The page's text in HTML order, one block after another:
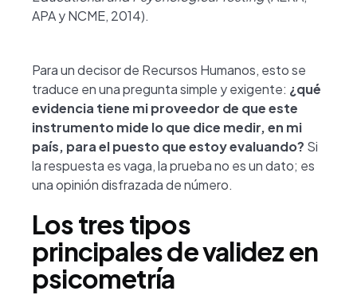
APA y NCME, 2014).
Para un decisor de Recursos Humanos, esto se
traduce en una pregunta simple y exigente: ¿qué
evidencia tiene mi proveedor de que este
instrumento mide lo que dice medir, en mi
país, para el puesto que estoy evaluando? Si
la respuesta es vaga, la prueba no es un dato; es
una opinión disfrazada de número.
Los tres tipos
principales de validez en
psicometría